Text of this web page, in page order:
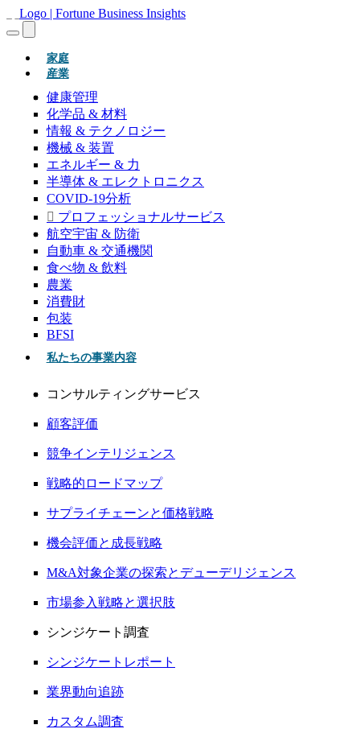
家庭(現在)
産業
健康管理
化学品 & 材料
情報 & テクノロジー
機械 & 装置
エネルギー & 力
半導体 & エレクトロニクス
COVID-19分析
プロフェッショナルサービス
航空宇宙 & 防衛
自動車 & 交通機関
食べ物 & 飲料
農業
消費財
包装
BFSI
私たちの事業内容
コンサルティングサービス
顧客評価
競争インテリジェンス
戦略的ロードマップ
サプライチェーンと価格戦略
機会評価と成長戦略
M&A対象企業の探索とデューデリジェンス
市場参入戦略と選択肢
シンジケート調査
シンジケートレポート
業界動向追跡
カスタム調査